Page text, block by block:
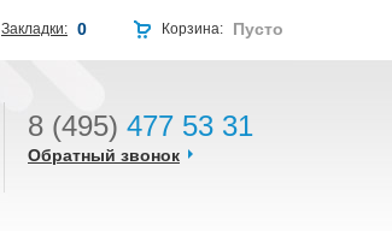
8 (495) 477 53 31
Обратный звонок
Корзина: Пусто
Закладки: 0